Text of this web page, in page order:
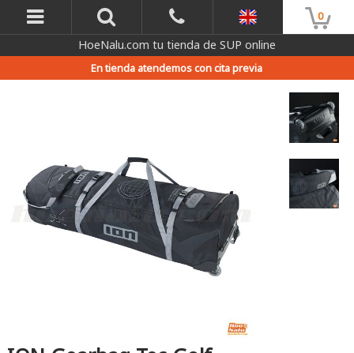
0
HoeNalu.com tu tienda de SUP online
En tienda atendemos con cita previa